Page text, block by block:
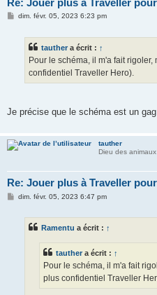
Re: Jouer plus à Traveller
Mdim. févr. 05, 2023 6:23 pm
tauther a écrit : ↑
Pour le schéma, il m'a fait rigoler,
confidentiel Traveller Hero).
Je précise que le schéma est un gag
tauther
Dieu des
Re: Jouer plus à Traveller
Mdim. févr. 05, 2023 6:47 pm
Ramentu a écrit : ↑
tauthera écrit : ↑
Pour le schéma, il m'a fait
plus confidentiel Traveller